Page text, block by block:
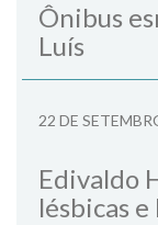
Ônibus
Luís
22 DE
Edivaldo
lésbicas e